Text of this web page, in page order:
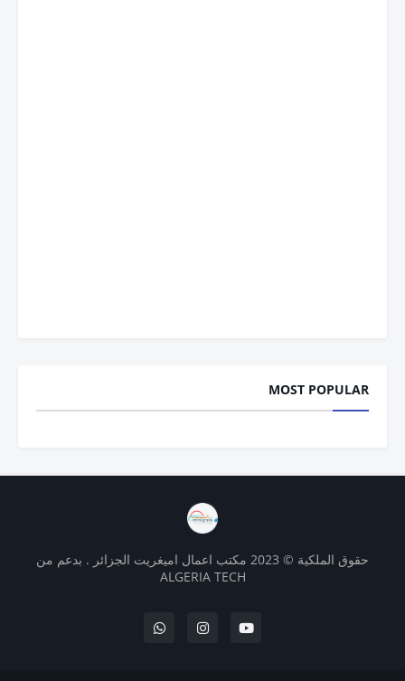
MOST POPULAR
حقوق الملكية © 2023 مكتب اعمال اميغريت الجزائر . بدعم من
ALGERIA TECH